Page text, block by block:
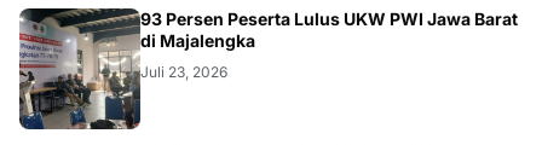
93 Persen Peserta Lulus UKW PWI Jawa Barat
di Majalengka
Juli 23, 2026